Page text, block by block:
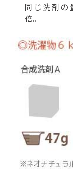
同じ洗剤の
倍。